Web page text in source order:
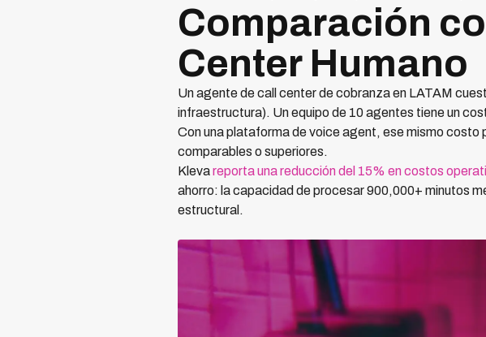
Comparación
Center Humano
Un agente de call center de cobranza en LATAM
infraestructura). Un equipo de 10 agentes tiene un
Con una plataforma de voice agent, ese mismo
comparables o superiores.
Klevareporta una reducción del 15% en costos
ahorro: la capacidad de procesar 900,000+ minutos
estructural.